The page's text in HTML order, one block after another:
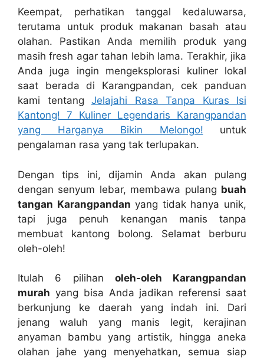
Keempat, perhatikan tanggal kedaluwarsa,
terutama untuk produk makanan basah atau
olahan. Pastikan Anda memilih produk yang
masih fresh agar tahan lebih lama. Terakhir, jika
Anda juga ingin mengeksplorasi kuliner lokal
saat berada di Karangpandan, cek panduan
kami tentang Jelajahi Rasa Tanpa Kuras Isi
Kantong! 7 Kuliner Legendaris Karangpandan
yang Harganya Bikin Melongo! untuk
pengalaman rasa yang tak terlupakan.
Dengan tips ini, dijamin Anda akan pulang
dengan senyum lebar, membawa pulang buah
tangan Karangpandan yang tidak hanya unik,
tapi juga penuh kenangan manis tanpa
membuat kantong bolong. Selamat berburu
oleh-oleh!
Itulah 6 pilihan oleh-oleh Karangpandan
murah yang bisa Anda jadikan referensi saat
berkunjung ke daerah yang indah ini. Dari
jenang waluh yang manis legit, kerajinan
anyaman bambu yang artistik, hingga aneka
olahan jahe yang menyehatkan, semua siap